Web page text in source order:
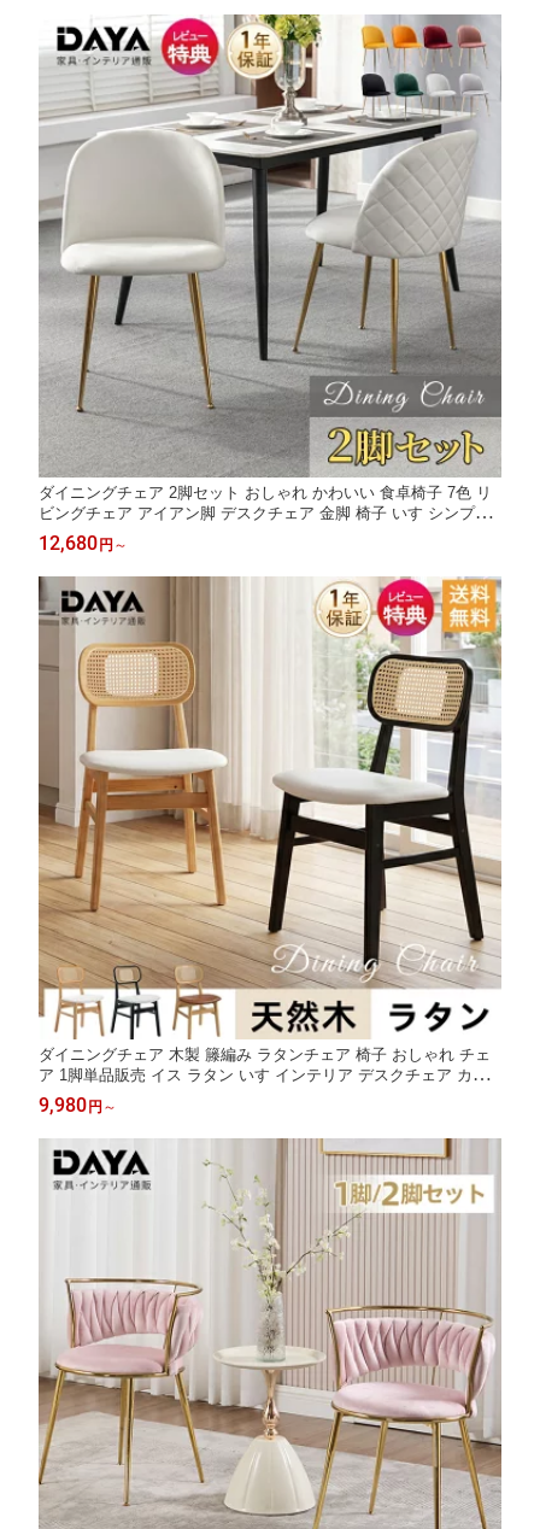
ダイニングチェア 2脚セット おしゃれ かわいい 食卓椅子 7色 リ
ビングチェア アイアン脚 デスクチェア 金脚 椅子 いす シンプル
人気 おすすめ チェアー 背もたれ付 白 黒 シェルチェア ホワイト
ブラック グレー 学習椅子 北欧
12,680 円 ～
ダイニングチェア 木製 籐編み ラタンチェア 椅子 おしゃれ チェ
ア 1脚単品販売 イス ラタン いす インテリア デスクチェア カフ
ェチェア リビングチェア 食卓チェア 合成革 ナチュラル ギフト 1
年保証ウィンザーチェア 北欧
9,980 円 ～